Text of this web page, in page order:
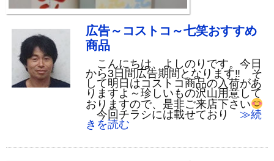
広告～コストコ～七笑おすすめ
商品
こんにちは、よしのりです。今日
から3日間広告期間となります‼ そ
して明日はコストコ商品の入荷があ
りますよ～珍しいもの沢山用意して
おりますので、是非ご来店下さい
今回チラシには載せており
≫続
きを読む